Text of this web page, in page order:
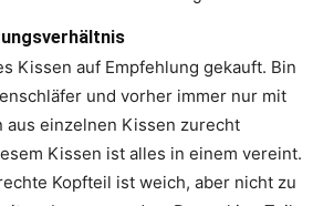
Kissen auf Empfehlung gekauft. Bin
und vorher immer nur mit
aus einzelnen Kissen zurecht
Kissen ist alles in einem vereint.
Kopfteil ist weich, aber nicht zu